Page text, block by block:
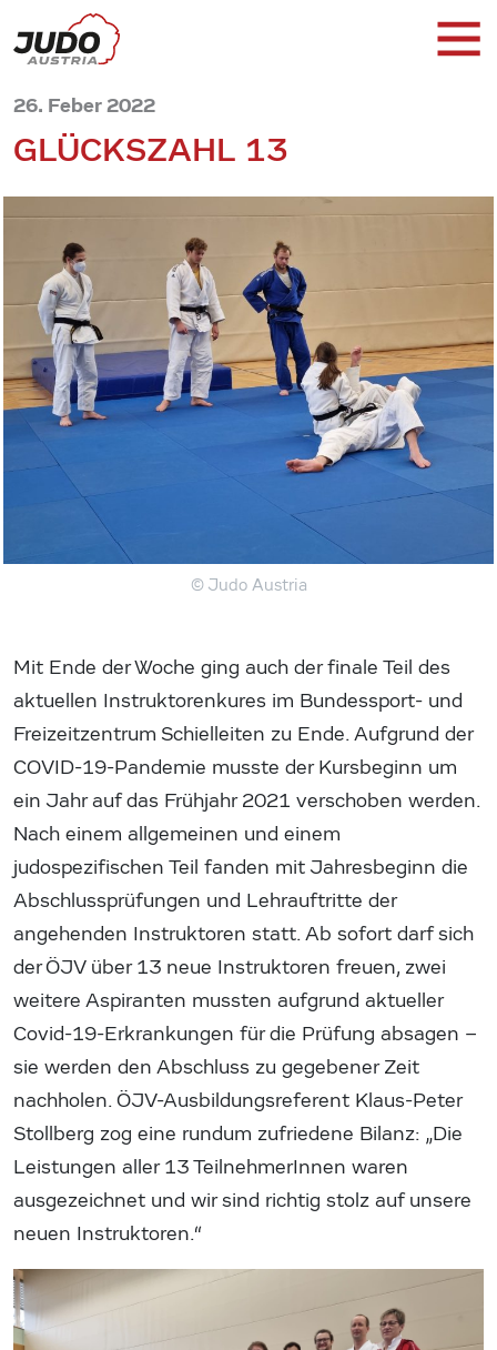
26. Feber 2022
GLÜCKSZAHL 13
© Judo Austria
Mit Ende der Woche ging auch der finale Teil des
aktuellen Instruktorenkures im Bundessport- und
Freizeitzentrum Schielleiten zu Ende. Aufgrund der
COVID-19-Pandemie musste der Kursbeginn um
ein Jahr auf das Frühjahr 2021 verschoben werden.
Nach einem allgemeinen und einem
judospezifischen Teil fanden mit Jahresbeginn die
Abschlussprüfungen und Lehrauftritte der
angehenden Instruktoren statt. Ab sofort darf sich
der ÖJV über 13 neue Instruktoren freuen, zwei
weitere Aspiranten mussten aufgrund aktueller
Covid-19-Erkrankungen für die Prüfung absagen –
sie werden den Abschluss zu gegebener Zeit
nachholen. ÖJV-Ausbildungsreferent Klaus-Peter
Stollberg zog eine rundum zufriedene Bilanz: „Die
Leistungen aller 13 TeilnehmerInnen waren
ausgezeichnet und wir sind richtig stolz auf unsere
neuen Instruktoren.“